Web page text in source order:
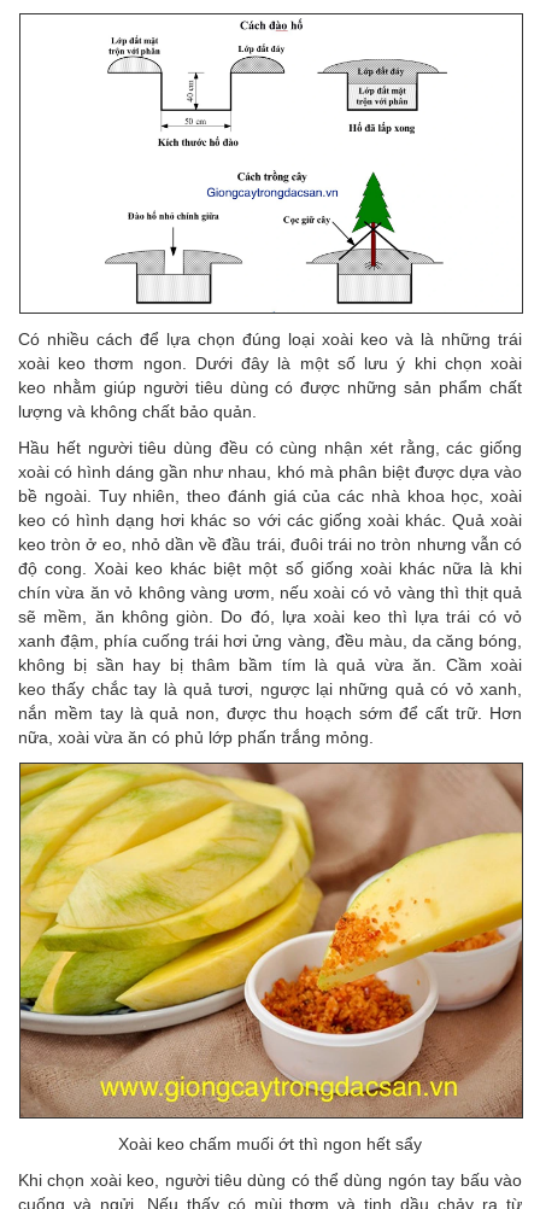
Có nhiều cách để lựa chọn đúng loại xoài keo và là những trái
xoài keo thơm ngon. Dưới đây là một số lưu ý khi chọn xoài
keo nhằm giúp người tiêu dùng có được những sản phẩm chất
lượng và không chất bảo quản.
Hầu hết người tiêu dùng đều có cùng nhận xét rằng, các giống
xoài có hình dáng gần như nhau, khó mà phân biệt được dựa vào
bề ngoài. Tuy nhiên, theo đánh giá của các nhà khoa học, xoài
keo có hình dạng hơi khác so với các giống xoài khác. Quả xoài
keo tròn ở eo, nhỏ dần về đầu trái, đuôi trái no tròn nhưng vẫn có
độ cong. Xoài keo khác biệt một số giống xoài khác nữa là khi
chín vừa ăn vỏ không vàng ươm, nếu xoài có vỏ vàng thì thịt quả
sẽ mềm, ăn không giòn. Do đó, lựa xoài keo thì lựa trái có vỏ
xanh đậm, phía cuống trái hơi ửng vàng, đều màu, da căng bóng,
không bị sần hay bị thâm bầm tím là quả vừa ăn. Cầm xoài
keo thấy chắc tay là quả tươi, ngược lại những quả có vỏ xanh,
nắn mềm tay là quả non, được thu hoạch sớm để cất trữ. Hơn
nữa, xoài vừa ăn có phủ lớp phấn trắng mỏng.
Xoài keo chấm muối ớt thì ngon hết sẩy
Khi chọn xoài keo, người tiêu dùng có thể dùng ngón tay bấu vào
cuống và ngửi. Nếu thấy có mùi thơm và tinh dầu chảy ra từ